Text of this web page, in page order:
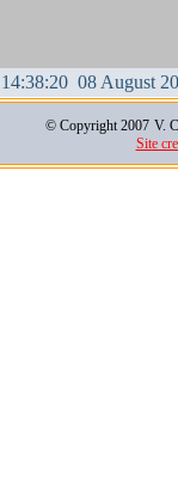
14:38:20 08 August
© Copyright 2007 V.
Site